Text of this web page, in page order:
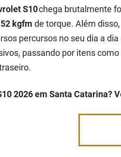
S10chega brutalmente
kgfm de torque. Além
percursos no seu dia a
passando por itens
2026 em Santa Catarina?